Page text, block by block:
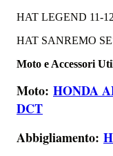
HAT LEGEND 11-
HAT SANREMO
Moto e Accessori
Moto: HONDA
DCT
Abbigliamento: